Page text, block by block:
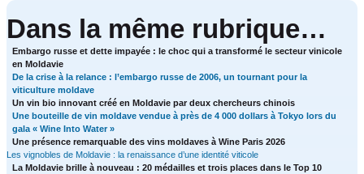
Dans la même rubrique…
Embargo russe et dette impayée : le choc qui a transformé le secteur vinicole
en Moldavie
De la crise à la relance : l’embargo russe de 2006, un tournant pour la
viticulture moldave
Un vin bio innovant créé en Moldavie par deux chercheurs chinois
Une bouteille de vin moldave vendue à près de 4 000 dollars à Tokyo lors du
gala « Wine Into Water »
Une présence remarquable des vins moldaves à Wine Paris 2026
Les vignobles de Moldavie : la renaissance d’une identité viticole
La Moldavie brille à nouveau : 20 médailles et trois places dans le Top 10